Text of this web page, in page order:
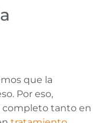
que la
Por eso,
tanto en